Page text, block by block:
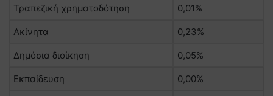
Τραπεζική χρηματοδότηση 0,01%
Ακίνητα 0,23%
Δημόσια διοίκηση 0,05%
Εκπαίδευση 0,00%